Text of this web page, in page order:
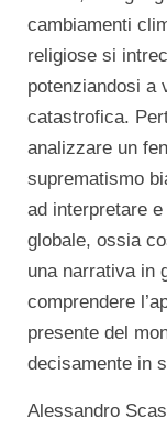
cambiamenti
religiose si
potenziandosi a
catastrofica.
analizzare un
suprematismo
ad interpretare
globale, ossia
una narrativa in
comprendere
presente del
decisamente in
Alessandro